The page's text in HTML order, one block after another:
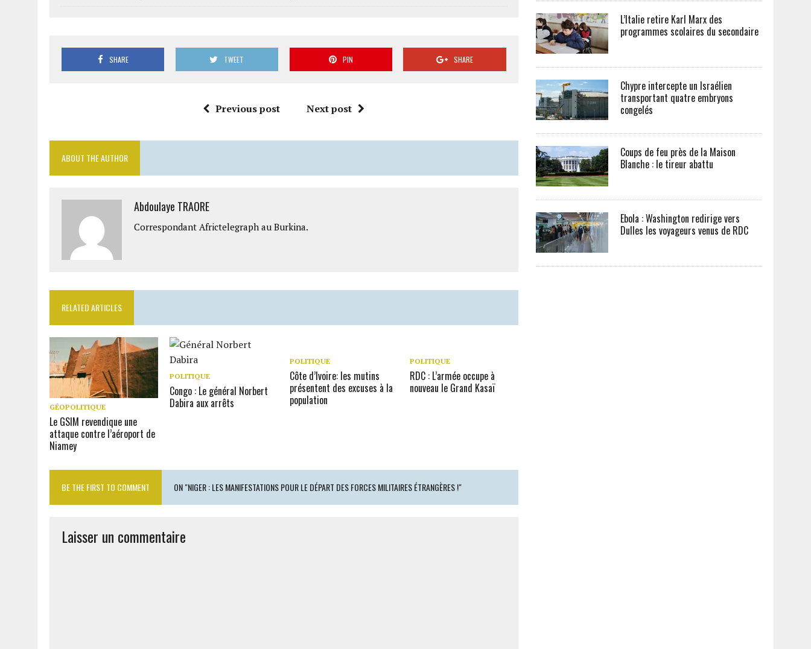
SHARE TWEET PIN SHARE
Previous post Next post
ABOUT THE AUTHOR
Abdoulaye TRAORE
Correspondant Africtelegraph au Burkina.
RELATED ARTICLES
GÉOPOLITIQUE
Le GSIM revendique une
attaque contre l’aéroport de
Niamey
POLITIQUE
Congo : Le général Norbert
Dabira aux arrêts
POLITIQUE
Côte d’Ivoire: les mutins
présentent des excuses à la
population
POLITIQUE
RDC : L’armée occupe à
nouveau le Grand Kasaï
BE THE FIRST TO COMMENT ON "NIGER : LES MANIFESTATIONS POUR LE DÉPART DES FORCES MILITAIRES ÉTRANGÈRES !"
Laisser un commentaire
L’Italie retire Karl Marx des
programmes scolaires du secondaire
Chypre intercepte un Israélien
transportant quatre embryons
congelés
Coups de feu près de la Maison
Blanche : le tireur abattu
Ebola : Washington redirige vers
Dulles les voyageurs venus de RDC